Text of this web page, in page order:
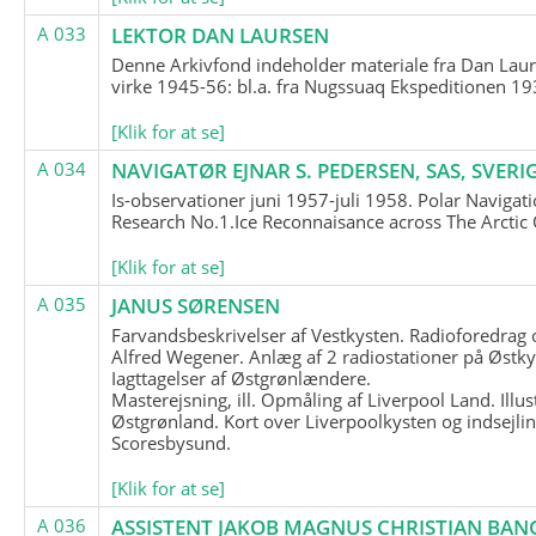
A 033
LEKTOR DAN LAURSEN
Denne Arkivfond indeholder materiale fra Dan
virke 1945-56: bl.a. fra Nugssuaq Ekspeditionen
[Klik for at se]
A 034
NAVIGATØR EJNAR S. PEDERSEN, SAS,
Is-observationer juni 1957-juli 1958. Polar
Research No.1.Ice Reconnaisance across The Arctic
[Klik for at se]
A 035
JANUS SØRENSEN
Farvandsbeskrivelser af Vestkysten. Radioforedrag
Alfred Wegener. Anlæg af 2 radiostationer på
Iagttagelser af Østgrønlændere.
Masterejsning, ill. Opmåling af Liverpool Land.
Østgrønland. Kort over Liverpoolkysten og
Scoresbysund.
[Klik for at se]
A 036
ASSISTENT JAKOB MAGNUS CHRISTIAN